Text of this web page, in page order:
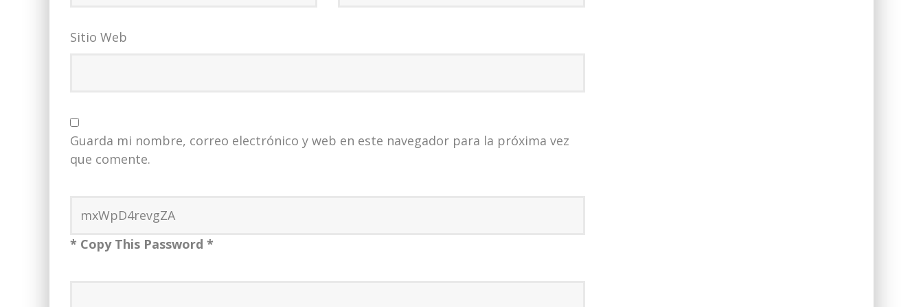
Sitio Web
Guarda mi nombre, correo electrónico y web en este navegador para la próxima vez
que comente.
* Copy This Password *